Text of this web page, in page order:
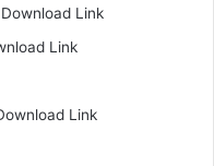
Link
Link
Link